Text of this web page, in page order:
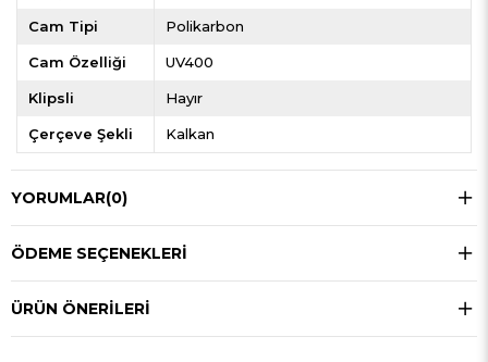
Cam Tipi Polikarbon
Cam Özelliği UV400
Klipsli Hayır
Çerçeve Şekli Kalkan
YORUMLAR(0)
ÖDEME SEÇENEKLERI
ÜRÜN ÖNERILERI